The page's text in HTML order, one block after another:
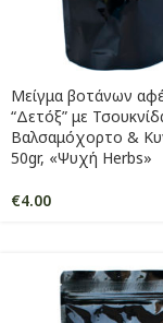
Μείγμα βοτάνων
“Δετόξ” με
Βαλσαμόχορτο &
50gr, «Ψυχή Herbs»
€4.00